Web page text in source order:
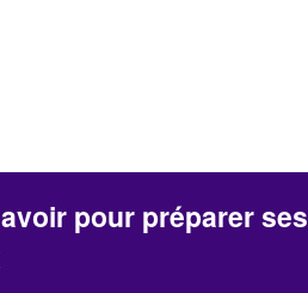
pour préparer ses